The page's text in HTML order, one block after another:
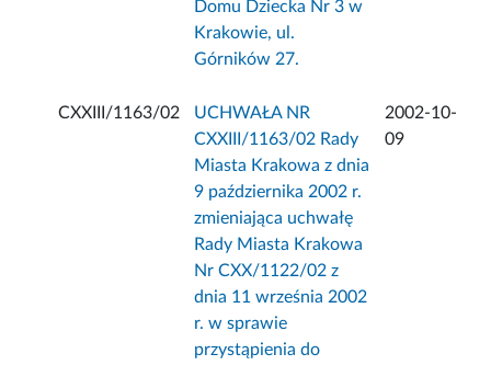
Domu Dziecka Nr 3 w
Krakowie, ul.
Górników 27.
CXXIII/1163/02
UCHWAŁA NR
CXXIII/1163/02 Rady
Miasta Krakowa z dnia
9 października 2002 r.
zmieniająca uchwałę
Rady Miasta Krakowa
Nr CXX/1122/02 z
dnia 11 września 2002
r. w sprawie
przystąpienia do
2002-10-
09